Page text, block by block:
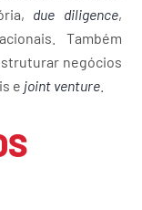
due diligence,
Também
negócios
e joint venture